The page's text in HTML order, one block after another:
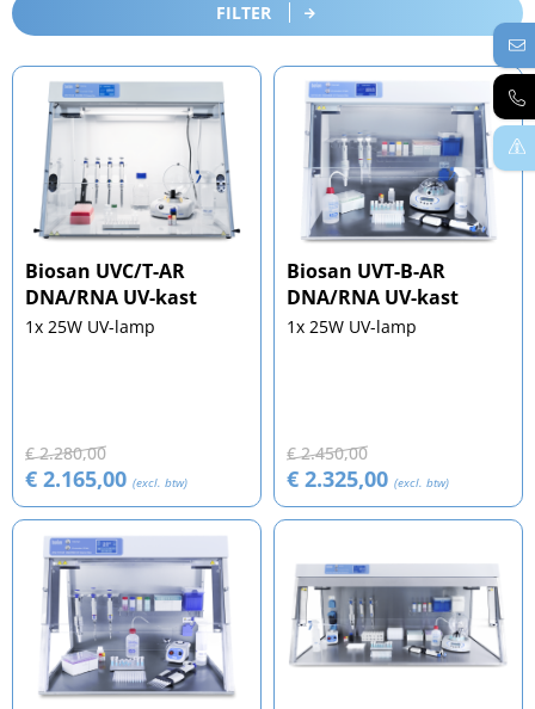
Downloads
FILTER
Biosan UVC/T-AR
DNA/RNA UV-kast
1x 25W UV-lamp
€ 2.280,00
€ 2.165,00 (excl. btw)
Biosan UVT-B-AR
DNA/RNA UV-kast
1x 25W UV-lamp
€ 2.450,00
€ 2.325,00 (excl. btw)